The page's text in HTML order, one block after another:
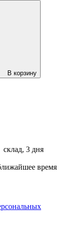
В корзину
склад, 3 дня
время